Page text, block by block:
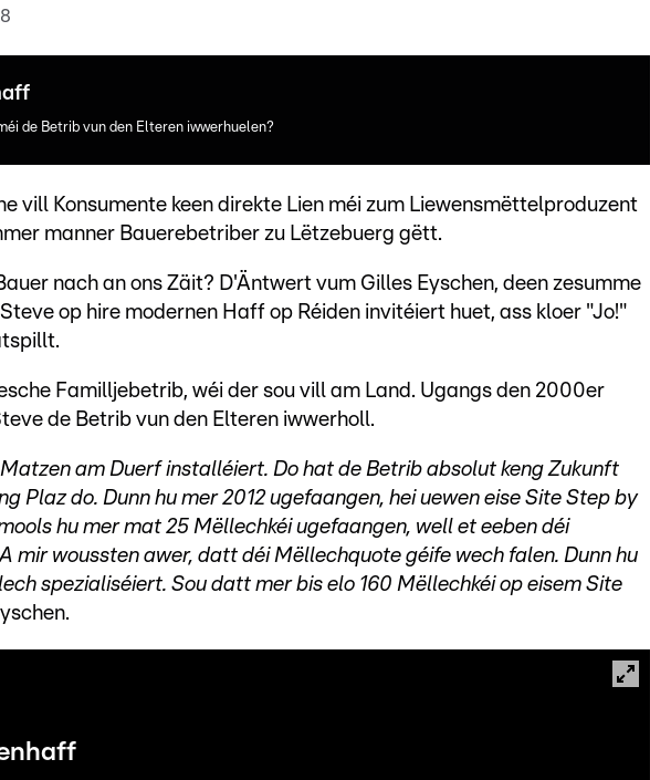
de Betrib vun den Elteren iwwerhuelen?
vill Konsumente keen direkte Lien méi zum Liewensmëttelproduzent
manner Bauerebetriber zu Lëtzebuerg gëtt.
nach an ons Zäit? D'Äntwert vum Gilles Eyschen, deen zesumme
op hire modernen Haff op Réiden invitéiert huet, ass kloer "Jo!"
Familljebetrib, wéi der sou vill am Land. Ugangs den 2000er
de Betrib vun den Elteren iwwerholl.
am Duerf installéiert. Do hat de Betrib absolut keng Zukunft
Plaz do. Dunn hu mer 2012 ugefaangen, hei uewen eise Site Step by
hu mer mat 25 Mëllechkéi ugefaangen, well et eeben déi
mir woussten awer, datt déi Mëllechquote géife wech falen. Dunn hu
spezialiséiert. Sou datt mer bis elo 160 Mëllechkéi op eisem Site